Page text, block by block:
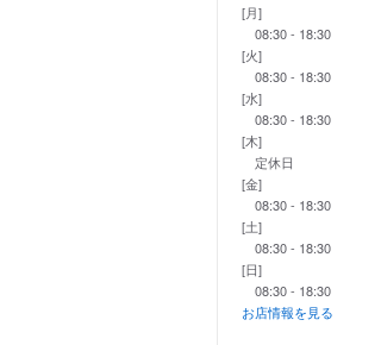
[月]
08:30 - 18:30
[火]
08:30 - 18:30
[水]
08:30 - 18:30
[木]
定休日
[金]
08:30 - 18:30
[土]
08:30 - 18:30
[日]
08:30 - 18:30
お店情報を見る